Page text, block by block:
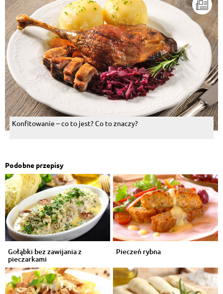
Konfitowanie – co to jest? Co to znaczy?
Podobne przepisy
Gołąbki bez zawijania z
pieczarkami
Pieczeń rybna